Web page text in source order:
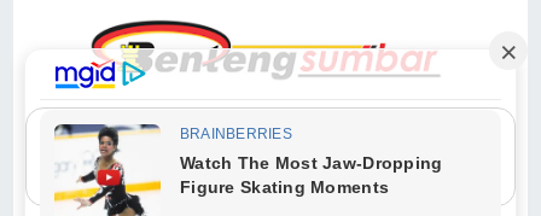
"Sesungguhnya Allah dan para malaikat-Nya berselawat untuk Nabi.
Wahai orang-orang yang beriman, berselawatlah kamu untuk Nabi dan
ucapkanlah salam dengan penuh penghormatan kepadanya." (Qs. Al
Ahzab Ayat 56)